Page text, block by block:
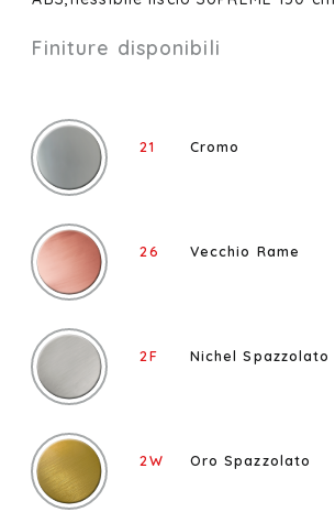
Finiture disponibili
21 Cromo
26 Vecchio Rame
2F Nichel Spazzolato
2W Oro Spazzolato